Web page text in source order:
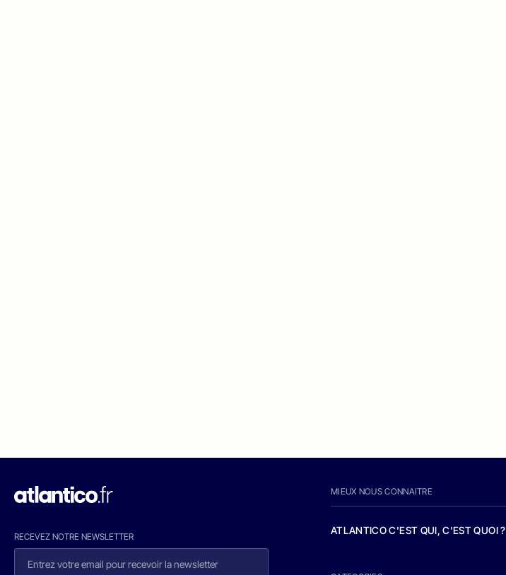
RECEVEZ NOTRE NEWSLETTER
MIEUX NOUS CONNAITRE
ATLANTICO C'EST QUI, C'EST QUOI ?